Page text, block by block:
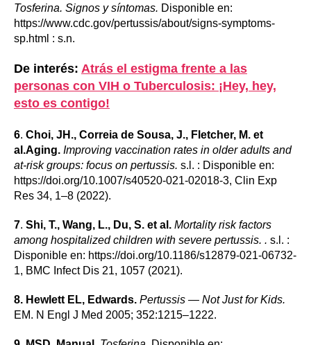
Tosferina. Signos y síntomas. Disponible en:
https://www.cdc.gov/pertussis/about/signs-symptoms-
sp.html : s.n.
De interés: Atrás el estigma frente a las
personas con VIH o Tuberculosis: ¡Hey, hey,
esto es contigo!
6. Choi, JH., Correia de Sousa, J., Fletcher, M. et
al.Aging. Improving vaccination rates in older adults and
at-risk groups: focus on pertussis. s.l. : Disponible en:
https://doi.org/10.1007/s40520-021-02018-3, Clin Exp
Res 34, 1–8 (2022).
7. Shi, T., Wang, L., Du, S. et al. Mortality risk factors
among hospitalized children with severe pertussis. . s.l. :
Disponible en: https://doi.org/10.1186/s12879-021-06732-
1, BMC Infect Dis 21, 1057 (2021).
8. Hewlett EL, Edwards. Pertussis — Not Just for Kids.
EM. N Engl J Med 2005; 352:1215–1222.